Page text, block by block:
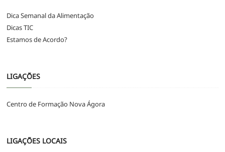
Dica Semanal da Alimentação
Dicas TIC
Estamos de Acordo?
LIGAÇÕES
Centro de Formação Nova Ágora
LIGAÇÕES LOCAIS